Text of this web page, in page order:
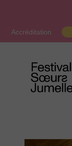
Accréditation